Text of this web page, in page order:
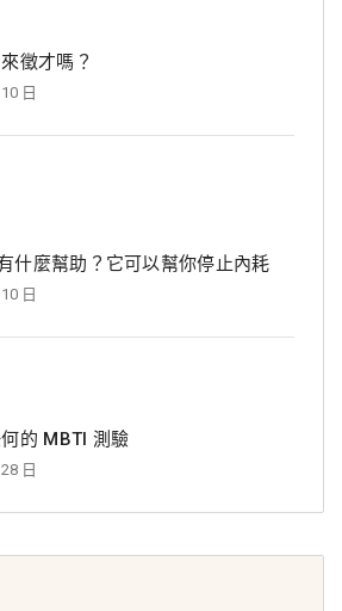
徵才嗎？
日
什麼幫助？它可以幫你停止內耗
日
的 MBTI 測驗
日